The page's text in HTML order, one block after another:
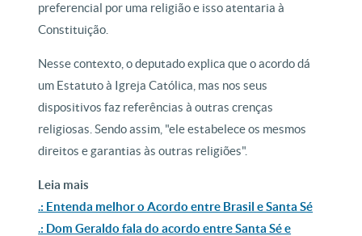
preferencial por uma religião e isso atentaria à
Constituição.
Nesse contexto, o deputado explica que o acordo dá
um Estatuto à Igreja Católica, mas nos seus
dispositivos faz referências à outras crenças
religiosas. Sendo assim, "ele estabelece os mesmos
direitos e garantias às outras religiões".
Leia mais
.: Entenda melhor o Acordo entre Brasil e Santa Sé
.: Dom Geraldo fala do acordo entre Santa Sé e